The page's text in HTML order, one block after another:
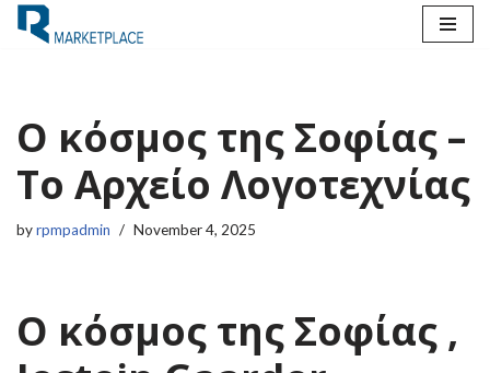
Ο κόσμος της Σοφίας –
Το Αρχείο Λογοτεχνίας
byrpmpadmin November 4, 2025
Ο κόσμος της Σοφίας ,